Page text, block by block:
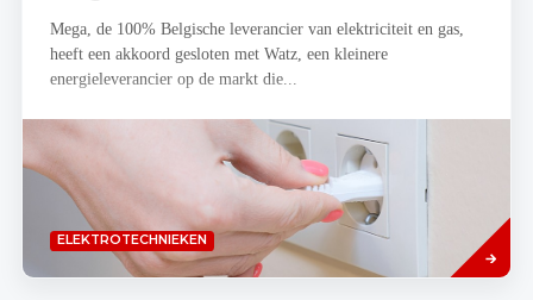
Mega, de 100% Belgische leverancier van elektriciteit en gas,
heeft een akkoord gesloten met Watz, een kleinere
energieleverancier op de markt die...
ELEKTROTECHNIEKEN
meer